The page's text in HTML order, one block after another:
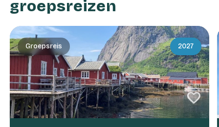
groepsreizen
Groepsreis 2027
favorite
favorite